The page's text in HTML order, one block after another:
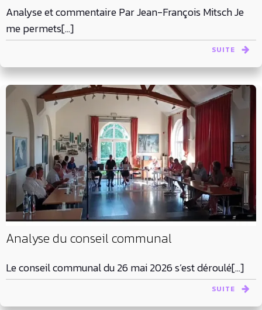
Analyse et commentaire Par Jean-François Mitsch Je
me permets[…]
SUITE
Analyse du conseil communal
Le conseil communal du 26 mai 2026 s’est déroulé[…]
SUITE